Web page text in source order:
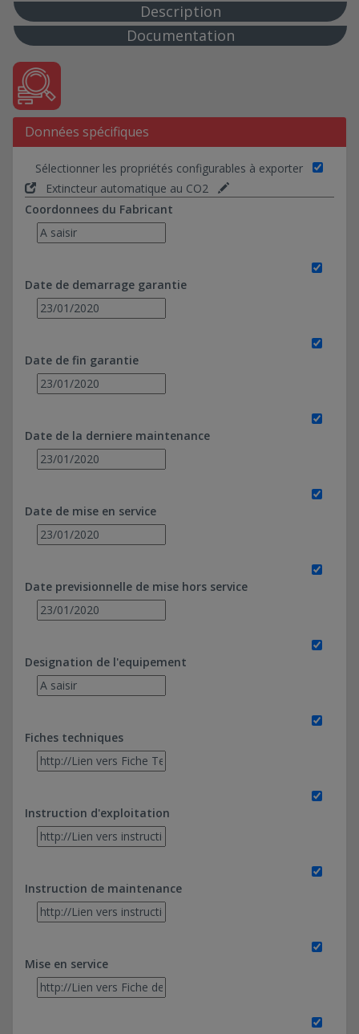
Description
Documentation
Données spécifiques
Sélectionner les propriétés configurables à exporter
Extincteur automatique au CO2
Coordonnees du Fabricant
Date de demarrage garantie
Date de fin garantie
Date de la derniere maintenance
Date de mise en service
Date previsionnelle de mise hors service
Designation de l'equipement
Fiches techniques
Instruction d'exploitation
Instruction de maintenance
Mise en service